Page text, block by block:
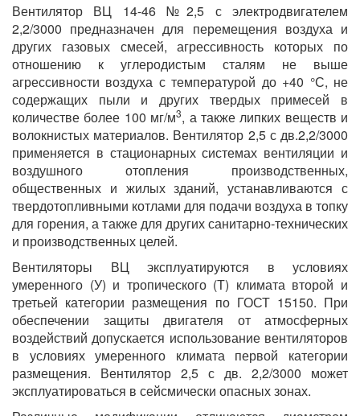
Вентилятор ВЦ 14-46 №2,5 с электродвигателем
2,2/3000 предназначен для перемещения воздуха и
других газовых смесей, агрессивность которых по
отношению к углеродистым сталям не выше
агрессивности воздуха с температурой до +40 °С, не
содержащих пыли и других твердых примесей в
количестве более 100 мг/м3, а также липких веществ и
волокнистых материалов. Вентилятор 2,5 с дв.2,2/3000
применяется в стационарных системах вентиляции и
воздушного отопления производственных,
общественных и жилых зданий, устанавливаются с
твердотопливными котлами для подачи воздуха в топку
для горения, а также для других санитарно-технических
и производственных целей.
Вентиляторы ВЦ эксплуатируются в условиях
умеренного (У) и тропического (Т) климата второй и
третьей категории размещения по ГОСТ 15150. При
обеспечении защиты двигателя от атмосферных
воздействий допускается использование вентиляторов
в условиях умеренного климата первой категории
размещения. Вентилятор 2,5 с дв. 2,2/3000 может
эксплуатироваться в сейсмически опасных зонах.